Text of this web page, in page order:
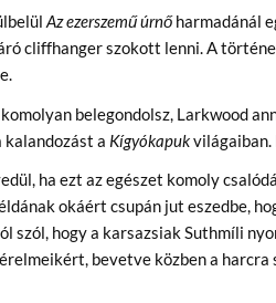
Az ezerszemű úrnőharmadánál
cliffhanger szokott lenni. A
komolyan belegondolsz, Larkwood
a Kígyókapukvilágaiban.
ha ezt az egészet komoly
okáért csupán jut eszedbe,
szól, hogy a karsazsiak Suthmíli
bevetve közben a